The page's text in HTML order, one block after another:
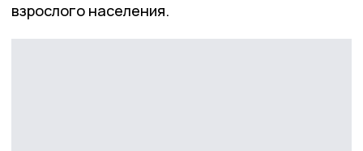
взрослого населения.